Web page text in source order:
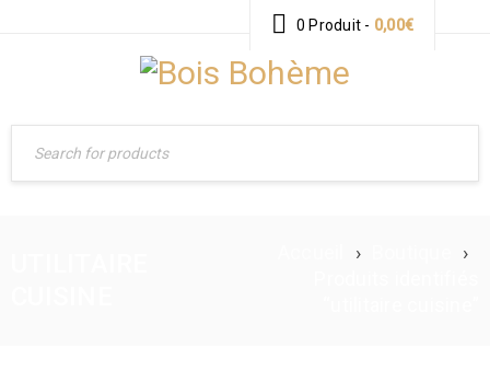
0 Produit - 0,00€
›
›